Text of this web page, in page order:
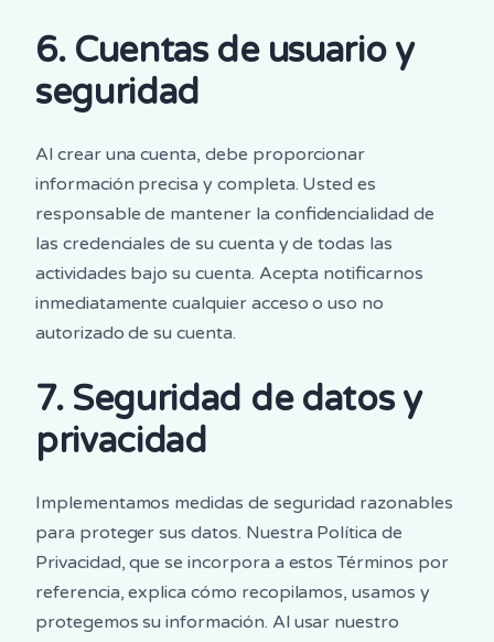
6. Cuentas de usuario y
seguridad
Al crear una cuenta, debe proporcionar
información precisa y completa. Usted es
responsable de mantener la confidencialidad de
las credenciales de su cuenta y de todas las
actividades bajo su cuenta. Acepta notificarnos
inmediatamente cualquier acceso o uso no
autorizado de su cuenta.
7. Seguridad de datos y
privacidad
Implementamos medidas de seguridad razonables
para proteger sus datos. Nuestra Política de
Privacidad, que se incorpora a estos Términos por
referencia, explica cómo recopilamos, usamos y
protegemos su información. Al usar nuestro